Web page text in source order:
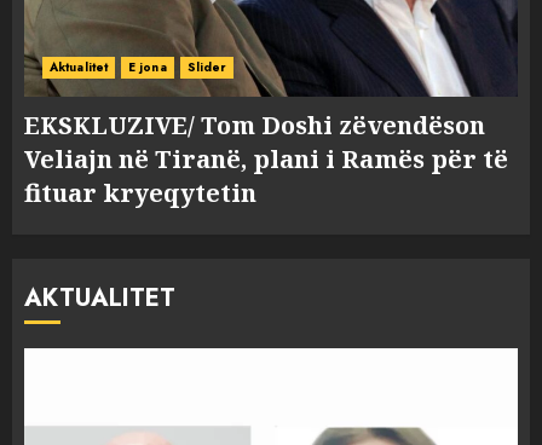
Aktualitet E jona Slider
EKSKLUZIVE/ Tom Doshi zëvendëson
Veliajn në Tiranë, plani i Ramës për të
fituar kryeqytetin
AKTUALITET